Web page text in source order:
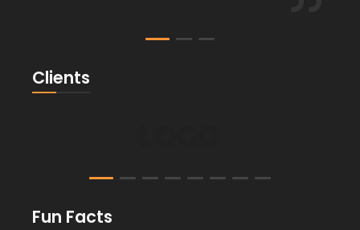
Clients
Fun Facts